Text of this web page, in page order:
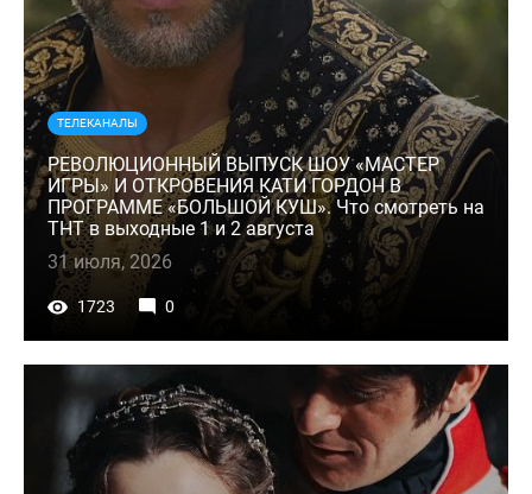
ТЕЛЕКАНАЛЫ
РЕВОЛЮЦИОННЫЙ ВЫПУСК ШОУ «МАСТЕР
ИГРЫ» И ОТКРОВЕНИЯ КАТИ ГОРДОН В
ПРОГРАММЕ «БОЛЬШОЙ КУШ». Что смотреть на
ТНТ в выходные 1 и 2 августа
31 июля, 2026
1723 0